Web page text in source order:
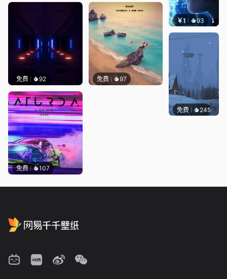
免费 92 免费 97
免费 107
￥1 93 叮叮
免费 245